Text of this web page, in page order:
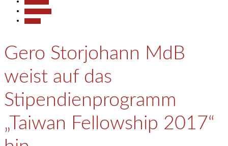
Gero Storjohann MdB
weist auf das
Stipendienprogramm
„Taiwan Fellowship 2017“